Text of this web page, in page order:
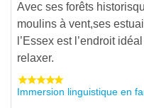
Avec ses forêts
moulins à vent,ses
l’Essex est l’endroit
relaxer.
Immersion linguistique en